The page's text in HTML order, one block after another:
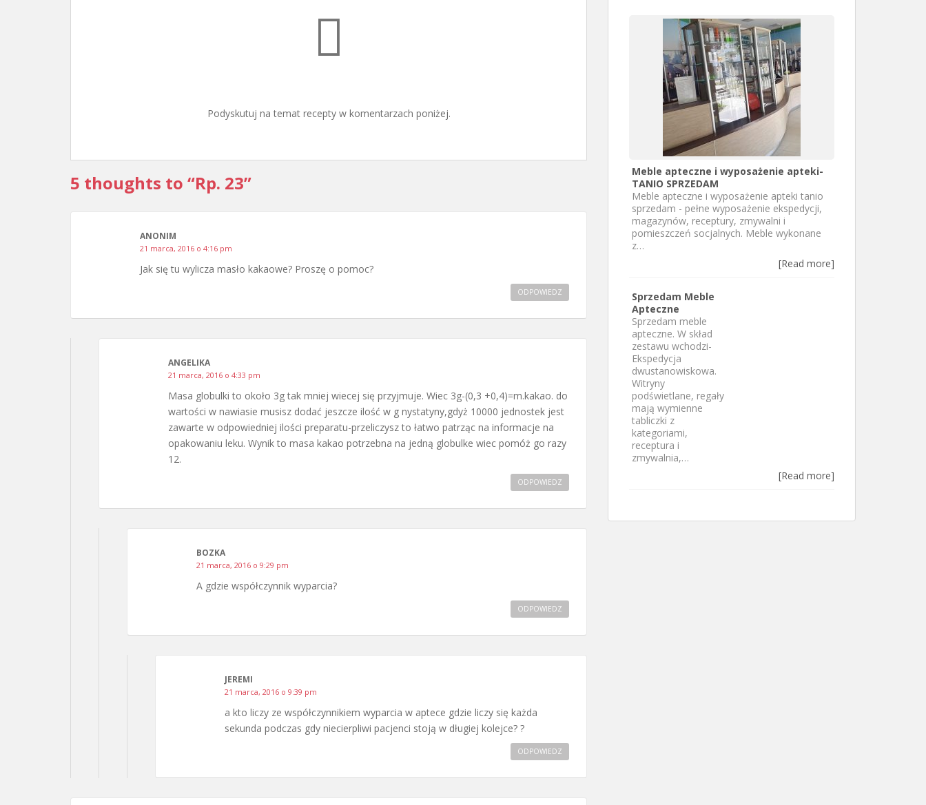
Podyskutuj na temat recepty w komentarzach poniżej.
5 thoughts to “Rp. 23”
ANONIM
21 marca, 2016 o 4:16 pm
Jak się tu wylicza masło kakaowe? Proszę o pomoc?
ODPOWIEDZ
ANGELIKA
21 marca, 2016 o 4:33 pm
Masa globulki to około 3g tak mniej wiecej się przyjmuje. Wiec 3g-(0,3 +0,4)=m.kakao. do
wartości w nawiasie musisz dodać jeszcze ilość w g nystatyny,gdyż 10000 jednostek jest
zawarte w odpowiedniej ilości preparatu-przeliczysz to łatwo patrząc na informacje na
opakowaniu leku. Wynik to masa kakao potrzebna na jedną globulke wiec pomóż go razy
12.
ODPOWIEDZ
BOZKA
21 marca, 2016 o 9:29 pm
A gdzie współczynnik wyparcia?
ODPOWIEDZ
JEREMI
21 marca, 2016 o 9:39 pm
a kto liczy ze współczynnikiem wyparcia w aptece gdzie liczy się każda
sekunda podczas gdy niecierpliwi pacjenci stoją w długiej kolejce? ?
ODPOWIEDZ
Meble apteczne i wyposażenie apteki-
TANIO SPRZEDAM
Meble apteczne i wyposażenie apteki tanio
sprzedam - pełne wyposażenie ekspedycji,
magazynów, receptury, zmywalni i
pomieszczeń socjalnych. Meble wykonane
z…
[Read more]
Sprzedam Meble
Apteczne
Sprzedam meble
apteczne. W skład
zestawu wchodzi-
Ekspedycja
dwustanowiskowa.
Witryny
podświetlane, regały
mają wymienne
tabliczki z
kategoriami,
receptura i
zmywalnia,…
[Read more]